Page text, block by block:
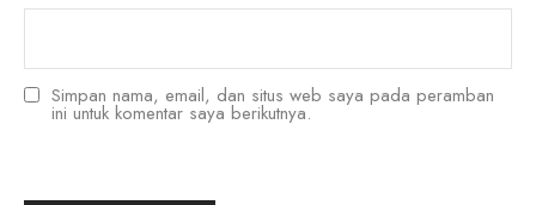
Simpan nama, email, dan situs web saya pada peramban
ini untuk komentar saya berikutnya.